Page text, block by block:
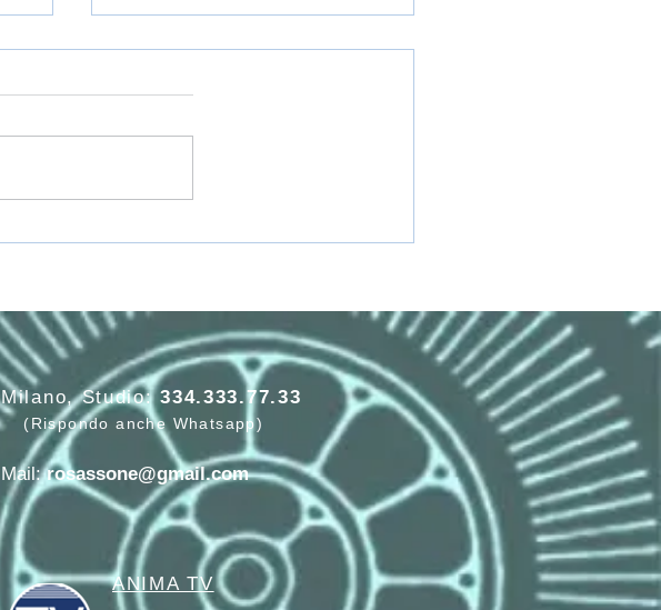
LA PORTA DEL CUORE
Milano, Studio:334.333.77.33
(Rispondo anche Whatsapp)
Mail:rosassone@gmail.com
ANIMA TV